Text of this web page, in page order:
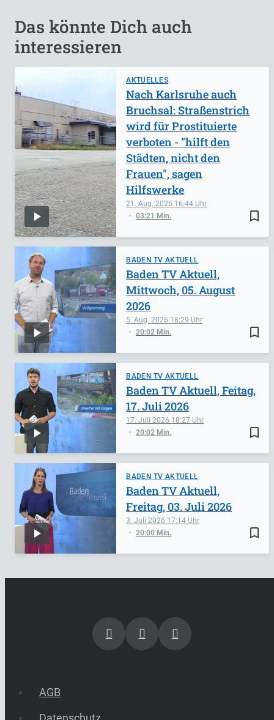
Das könnte Dich auch
interessieren
AKTUELLES
bookmark_border
21. Aug. 2025 16:44
03:21 Min.
Nach Karlsruhe auch
Bruchsal: Straßenstrich
wird für Prostituierte
verboten - "hilft den
Städten, nicht den
Frauen", sagen
Hilfswerke
BADEN TV AKTUELL
bookmark_border
5. Aug. 2026 18:29
20:02 Min.
Baden TV Aktuell,
Mittwoch, 05. August
2026
BADEN TV AKTUELL
bookmark_border
17. Juli 2026 18:27
20:02 Min.
Baden TV Aktuell, Feitag,
17. Juli 2026
BADEN TV AKTUELL
bookmark_border
3. Juli 2026 17:14
20:00 Min.
Baden TV Aktuell,
Freitag, 03. Juli 2026
AGB